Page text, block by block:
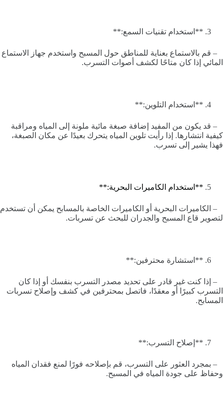
**استخدام تقنيات السمع:**
– قم بالاستماع بعناية للمناطق حول المسبح واستخدم جهاز الاستماع
المائي إذا كان متاحًا لكشف أصوات التسرب.
**استخدام التلوين:**
– قد يكون من المفيد إضافة صبغة مائية ملونة إلى المياه ومراقبة
كيفية انتشارها. إذا رأيت تلوين المياه يتحرك بعيدًا عن مكان الصبغة،
فهذا يشير إلى تسرب.
**استخدام الكاميرات البحرية:**
– الكاميرات البحرية أو الكاميرات الخاصة بالمسابح يمكن أن تستخدم
لتصوير قاع المسبح والجدران للبحث عن تسربات.
**استشارة محترفين:**
– إذا كنت غير قادر على تحديد مصدر التسرب بنفسك أو إذا كان
التسرب كبيرًا أو معقدًا، فاتصل بمحترفين في كشف وإصلاح تسربات
المسابح.
**إصلاح التسرب:**
– بمجرد العثور على التسرب، قم بإصلاحه فورًا لمنع فقدان المياه
وحفاظ على جودة المياه في المسبح.